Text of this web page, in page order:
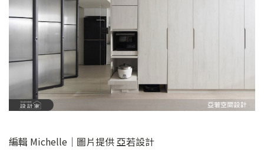
編輯 Michelle｜圖片提供 亞若設計